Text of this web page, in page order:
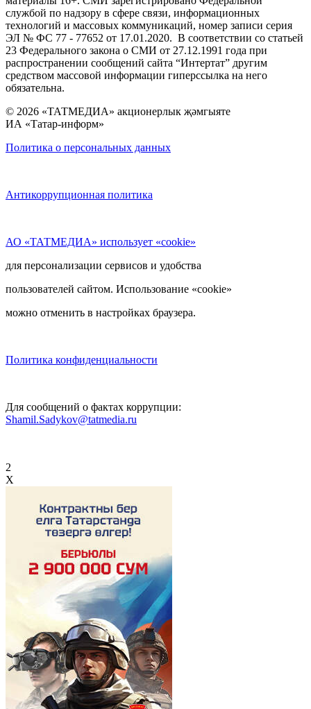
службой по надзору в сфере связи, информационных
технологий и массовых коммуникаций, номер записи серия
ЭЛ № ФС 77 - 77652 от 17.01.2020. В соответствии со статьей
23 Федерального закона о СМИ от 27.12.1991 года при
распространении сообщений сайта “Интертат” другим
средством массовой информации гиперссылка на него
обязательна.
© 2026 «ТАТМЕДИА» акционерлык җәмгыяте
ИА «Татар-информ»
Политика о персональных данных
Антикоррупционная политика
АО «ТАТМЕДИА» использует «cookie»
для персонализации сервисов и удобства
пользователей сайтом. Использование «cookie»
можно отменить в настройках браузера.
Политика конфиденциальности
Для сообщений о фактах коррупции:
Shamil.Sadykov@tatmedia.ru
2
X